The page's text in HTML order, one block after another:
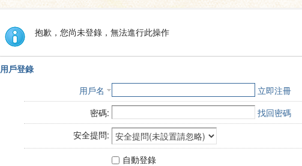
抱歉，您尚未登錄，無法進行此操作
用戶登錄
用戶名
立即注冊
密碼:
找回密碼
安全提問:
自動登錄